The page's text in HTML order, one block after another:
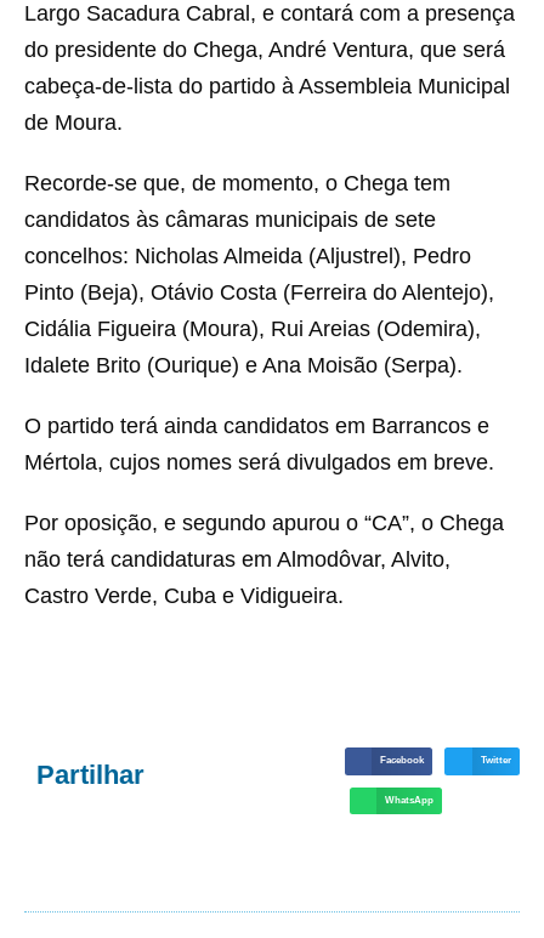
Largo Sacadura Cabral, e contará com a presença
do presidente do Chega, André Ventura, que será
cabeça-de-lista do partido à Assembleia Municipal
de Moura.
Recorde-se que, de momento, o Chega tem
candidatos às câmaras municipais de sete
concelhos: Nicholas Almeida (Aljustrel), Pedro
Pinto (Beja), Otávio Costa (Ferreira do Alentejo),
Cidália Figueira (Moura), Rui Areias (Odemira),
Idalete Brito (Ourique) e Ana Moisão (Serpa).
O partido terá ainda candidatos em Barrancos e
Mértola, cujos nomes será divulgados em breve.
Por oposição, e segundo apurou o “CA”, o Chega
não terá candidaturas em Almodôvar, Alvito,
Castro Verde, Cuba e Vidigueira.
Partilhar Facebook Twitter
WhatsApp